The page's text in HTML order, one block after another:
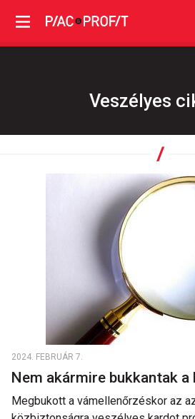
Veszélyes
2024. FEBRUÁR 7.
Nem akármire bukkantak a
Megbukott a vámellenőrzéskor az